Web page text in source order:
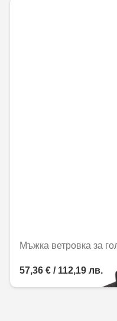
Мъжка ветровка за
57,36 € / 112,19 лв.